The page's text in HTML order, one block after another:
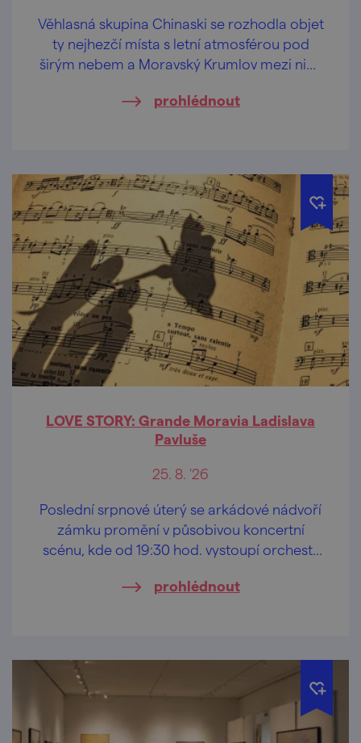
Věhlasná skupina Chinaski se rozhodla objet
ty nejhezčí místa s letní atmosférou pod
širým nebem a Moravský Krumlov mezi nimi
prohlédnout
LOVE STORY: Grande Moravia Ladislava
Pavluše
25. 8. '26
Poslední srpnové úterý se arkádové nádvoří
zámku promění v působivou koncertní
scénu, kde od 19:30 hod. vystoupí orchestr
Pavluše.
prohlédnout